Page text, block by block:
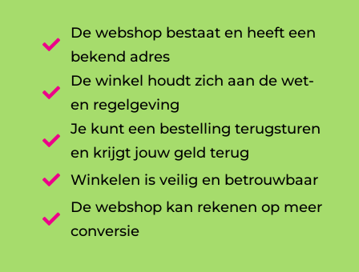

De webshop bestaat en heeft een
bekend adres

De winkel houdt zich aan de wet-
en regelgeving

Je kunt een bestelling terugsturen
en krijgt jouw geld terug

Winkelen is veilig en betrouwbaar

De webshop kan rekenen op meer
conversie